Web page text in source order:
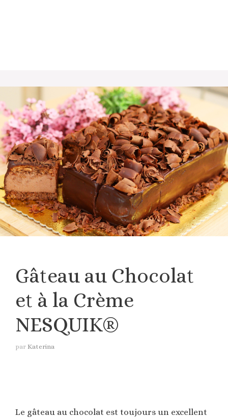
Gâteau au Chocolat
et à la Crème
NESQUIK®
par Katerina
Le gâteau au chocolat est toujours un excellent